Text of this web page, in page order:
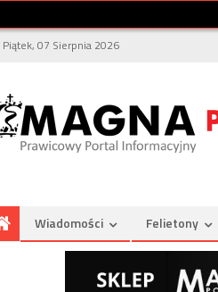
Piątek, 07 Sierpnia 2026
Wiadomości Felietony